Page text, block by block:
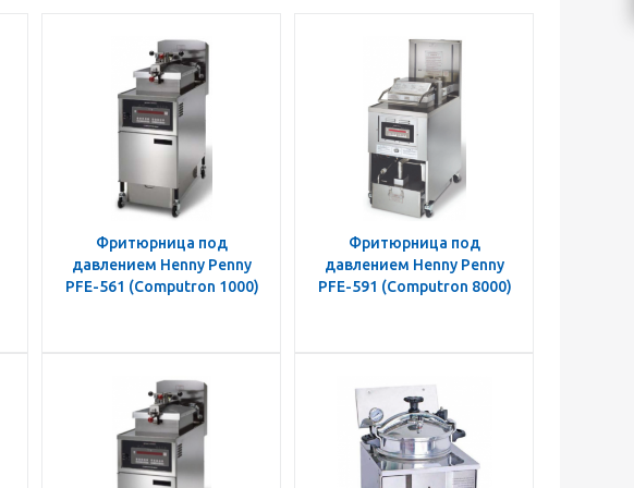
Фритюрница под
давлением Henny Penny
PFE-561 (Computron 1000)
Фритюрница под
давлением Henny Penny
PFE-591 (Computron 8000)